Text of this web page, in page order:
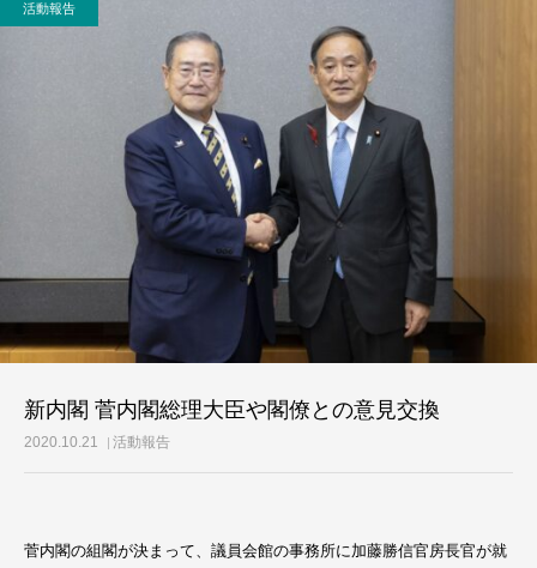
活動報告
新内閣 菅内閣総理大臣や閣僚との意見交換
2020.10.21 活動報告
菅内閣の組閣が決まって、議員会館の事務所に加藤勝信官房長官が就
活動レポート
ご意見・メール